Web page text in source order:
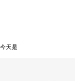
今天是